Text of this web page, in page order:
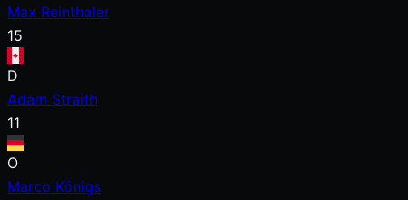
Max Reinthaler
15
D
Adam Straith
11
O
Marco Königs